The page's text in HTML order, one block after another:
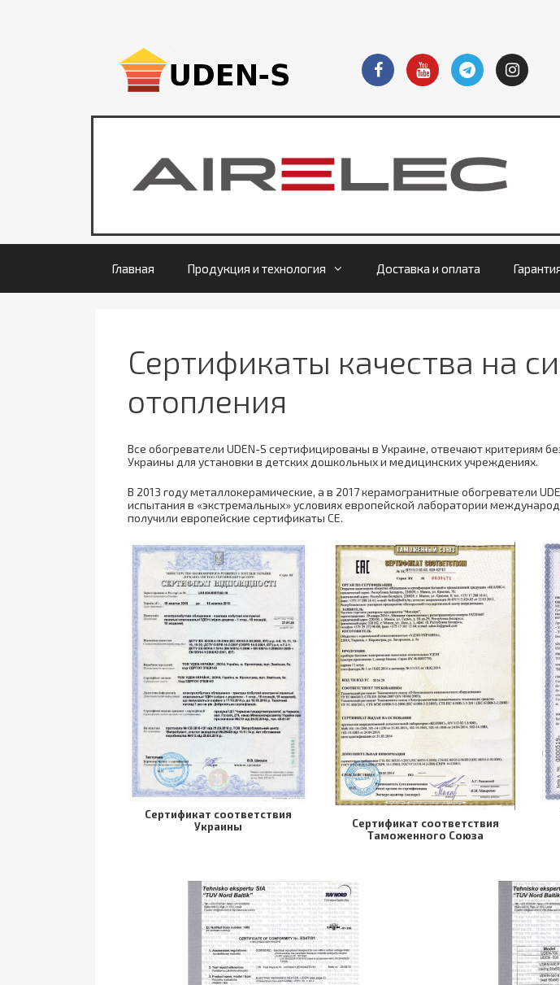
Главная Продукция и технология Доставка и оплата
Сертификаты качества на
отопления
Все обогреватели UDEN-S сертифицированы в Украине, отвечают критериям
Украины для установки в детских дошкольных и медицинских учреждениях.
В 2013 году металлокерамические, а в 2017 керамогранитные обогреватели
испытания в «экстремальных» условиях европейской лаборатории
получили европейские сертификаты СЕ.
Cертификат соответствия
Украины
Cертификат соответствия
Таможенного Союза